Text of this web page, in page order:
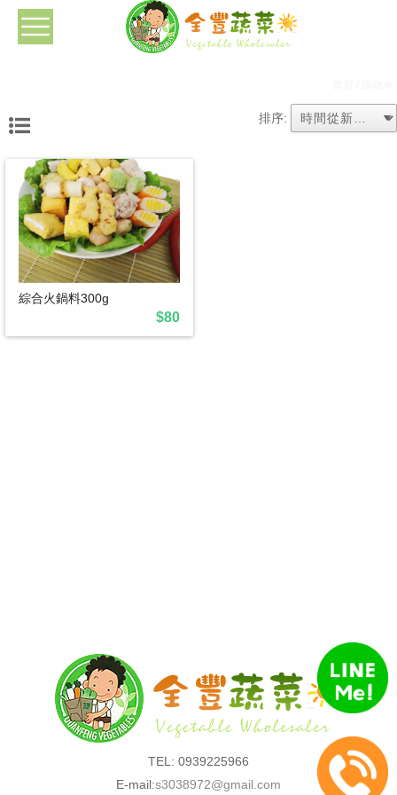
排序:
綜合火鍋料300g
$80
TEL: 0939225966
E-mail:s3038972@gmail.com